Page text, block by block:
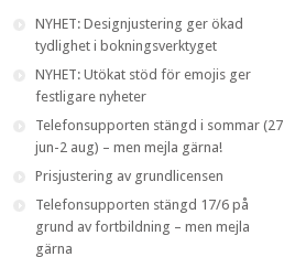
NYHET: Designjustering ger ökad
tydlighet i bokningsverktyget
NYHET: Utökat stöd för emojis ger
festligare nyheter
Telefonsupporten stängd i sommar (27
jun-2 aug) – men mejla gärna!
Prisjustering av grundlicensen
Telefonsupporten stängd 17/6 på
grund av fortbildning – men mejla
gärna